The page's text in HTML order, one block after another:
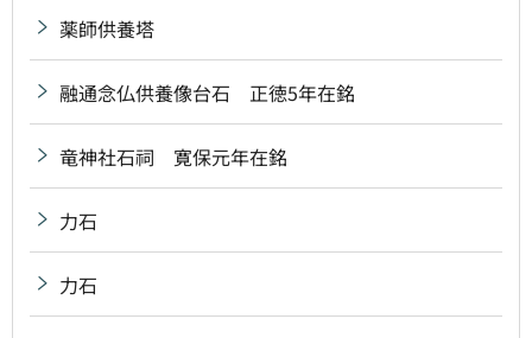
薬師供養塔
融通念仏供養像台石 正徳5年在銘
竜神社石祠 寛保元年在銘
力石
力石